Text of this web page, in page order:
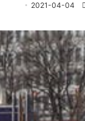
2021-04-04